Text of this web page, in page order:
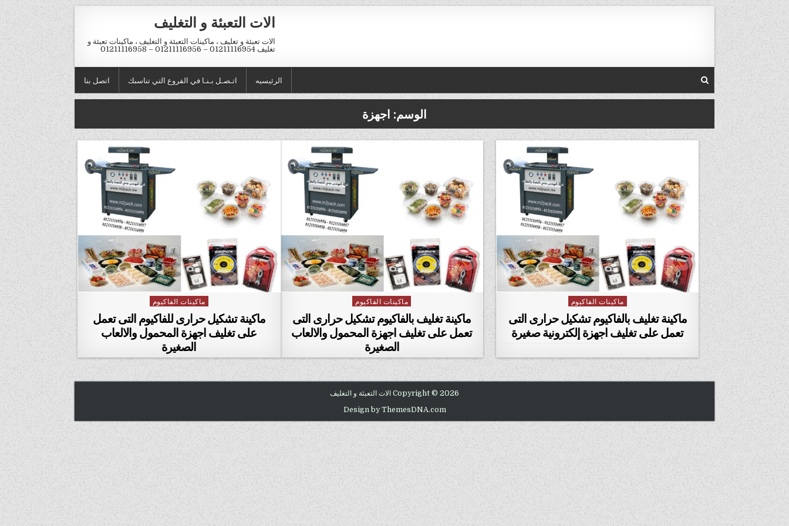
Skip to content
الات التعبئة و التغليف
الات تعبئة و تغليف ، ماكينات التعبئة و التغليف ، ماكينات تعبئة و
تغليف 01211116954 – 01211116956 – 01211116958
اتصل بنا اتـصـل بـنـا في الفروع التي تناسبك الرئيسيه
الوسم: اجهزة
Posted in
ماكينات الفاكيوم
ماكينة تغليف بالفاكيوم تشكيل حرارى التى
تعمل على تغليف اجهزة إلكترونية صغيرة
Posted in
ماكينات الفاكيوم
ماكينة تغليف بالفاكيوم تشكيل حرارى التى
تعمل على تغليف اجهزة المحمول والالعاب
الصغيرة
Posted in
ماكينات الفاكيوم
ماكينة تشكيل حرارى للفاكيوم التى تعمل
على تغليف اجهزة المحمول والالعاب
الصغيرة
Copyright © 2026 الات التعبئة و التغليف
Design by ThemesDNA.com